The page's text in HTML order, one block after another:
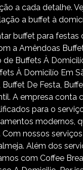
a cada detalhe.
a buffet à
buffet para festas
a Amêndoas
Buffets À
À Domicilío Em
Buffet De Festa,
A empresa conta
para o
modernos,
Com nossos
Além dos
com Coffee